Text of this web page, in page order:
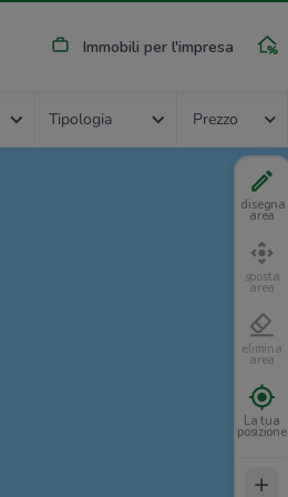
Immobili per l'impresa
Tipologia Prezzo
disegna
area
sposta
area
elimina
area
La tua
posizione
+